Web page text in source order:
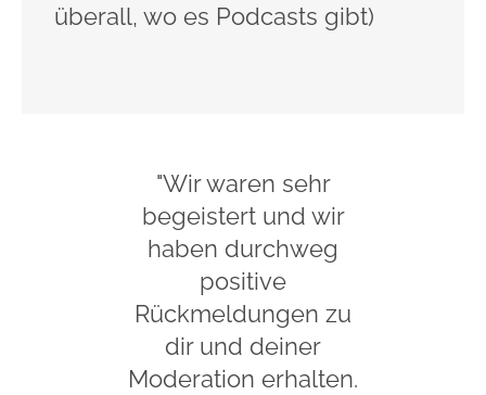
überall, wo es Podcasts gibt)
"Wir waren sehr
begeistert und wir
haben durchweg
positive
Rückmeldungen zu
dir und deiner
Moderation erhalten.